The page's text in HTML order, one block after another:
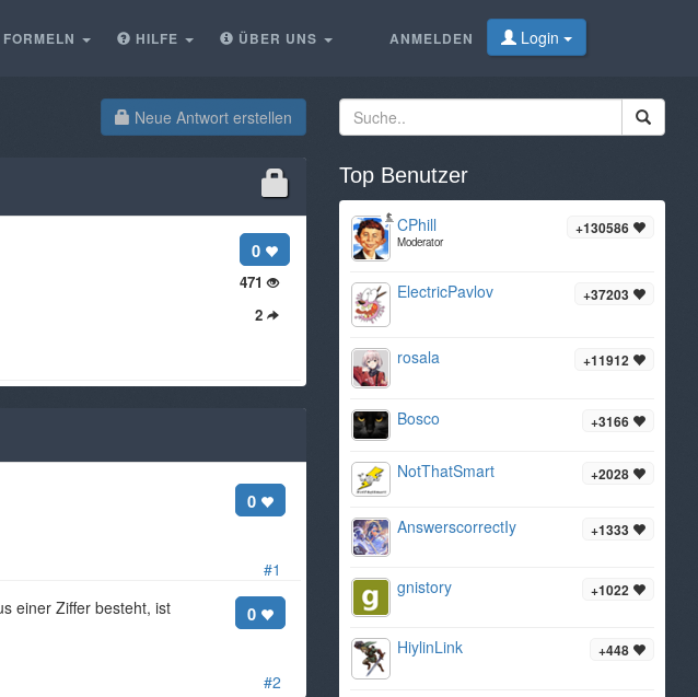
ANMELDEN Login
FORMELN HILFE ÜBER UNS
Neue Antwort erstellen
0
471
2
#1
0
#2
0
einer Ziffer besteht, ist
Top Benutzer
+130586
CPhill
Moderator
+37203
ElectricPavlov
+11912
rosala
+3166
Bosco
+2028
NotThatSmart
+1333
AnswerscorrectIy
+1022
gnistory
+448
HiylinLink